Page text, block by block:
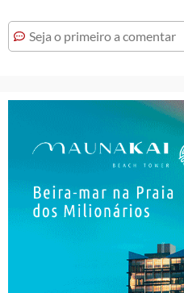
Seja o primeiro a comentar